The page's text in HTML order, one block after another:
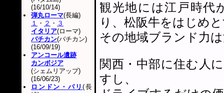
観光地には江戸時代
り、松阪牛をはじめ
その地域ブランド力
関西・中部に住む人
すし、
(16/10/14)
弾丸ローマ(長編)
１ ・ ２ ・ ３
イタリア(ローマ)
バチカン(バチカン)
(16/09/19)
アンコール遺跡
カンボジア
(シェムリアップ)
(16/06/23)
ロンドン・パリ(長